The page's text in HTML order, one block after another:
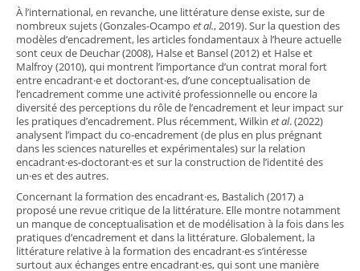
À l’international, en revanche, une littérature dense existe, sur de
nombreux sujets (Gonzales-Ocampo et al., 2019). Sur la question des
modèles d’encadrement, les articles fondamentaux à l’heure actuelle
sont ceux de Deuchar (2008), Halse et Bansel (2012) et Halse et
Malfroy (2010), qui montrent l’importance d’un contrat moral fort
entre encadrant·e et doctorant·es, d’une conceptualisation de
l’encadrement comme une activité professionnelle ou encore la
diversité des perceptions du rôle de l’encadrement et leur impact sur
les pratiques d’encadrement. Plus récemment, Wilkin et al. (2022)
analysent l’impact du co-encadrement (de plus en plus prégnant
dans les sciences naturelles et expérimentales) sur la relation
encadrant·es-doctorant·es et sur la construction de l’identité des
un·es et des autres.
Concernant la formation des encadrant·es, Bastalich (2017) a
proposé une revue critique de la littérature. Elle montre notamment
un manque de conceptualisation et de modélisation à la fois dans les
pratiques d’encadrement et dans la littérature. Globalement, la
littérature relative à la formation des encadrant·es s’intéresse
surtout aux échanges entre encadrant·es, qui sont une manière